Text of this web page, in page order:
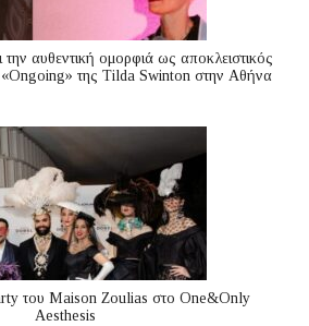
αυθεντική ομορφιά ως αποκλειστικός
«Ongoing» της Tilda Swinton στην Αθήνα
του Maison Zoulias στο One&Only
Aesthesis